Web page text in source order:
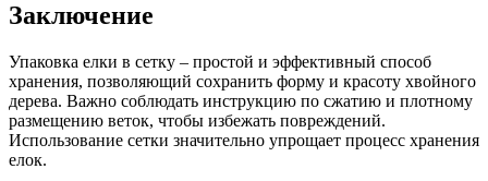
Заключение
Упаковка елки в сетку – простой и эффективный способ
хранения, позволяющий сохранить форму и красоту хвойного
дерева. Важно соблюдать инструкцию по сжатию и плотному
размещению веток, чтобы избежать повреждений.
Использование сетки значительно упрощает процесс хранения
елок.